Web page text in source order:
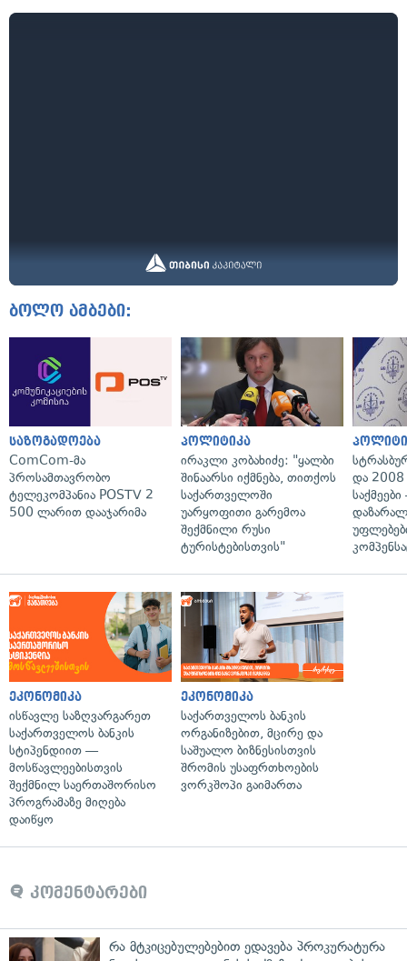
ბოლო ამბები:
საზოგადოება
ComCom-მა
პროსამთავრობო
ტელეკომპანია POSTV 2
500 ლარით დააჯარიმა
პოლიტიკა
ირაკლი კობახიძე: "ყალბი
შინაარსი იქმნება, თითქოს
საქართველოში
უარყოფითი გარემოა
შექმნილი რუსი
ტურისტებისთვის"
და 2008
ეკონომიკა
ისწავლე საზღვარგარეთ
საქართველოს ბანკის
სტიპენდიით —
მოსწავლეებისთვის
შექმნილ საერთაშორისო
პროგრამაზე მიღება
დაიწყო
ეკონომიკა
საქართველოს ბანკის
ორგანიზებით, მცირე და
საშუალო ბიზნესისთვის
შრომის უსაფრთხოების
ვორკშოპი გაიმართა
კომენტარები
რა მტკიცებულებებით ედავება პროკურატურა